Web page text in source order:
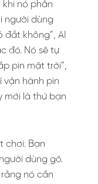
nó phân
người dùng
đắt không”, AI
đó. Nó sẽ tự
pin mặt trời”,
vận hành pin
mới là thứ bạn
chơi. Bạn
dùng gõ.
nó cần